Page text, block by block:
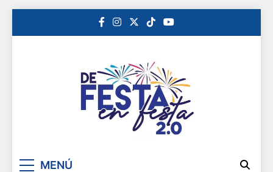
De festa en festa 2.0
MENÚ